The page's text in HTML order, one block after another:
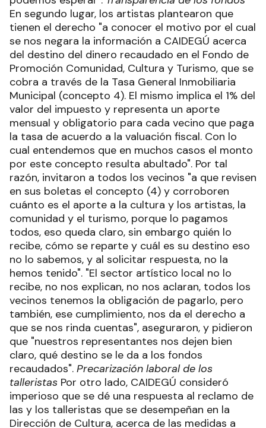
En segundo lugar, los artistas plantearon que
tienen el derecho "a conocer el motivo por el cual
se nos negara la información a CAIDEGÚ acerca
del destino del dinero recaudado en el Fondo de
Promoción Comunidad, Cultura y Turismo, que se
cobra a través de la Tasa General Inmobiliaria
Municipal (concepto 4). El mismo implica el 1% del
valor del impuesto y representa un aporte
mensual y obligatorio para cada vecino que paga
la tasa de acuerdo a la valuación fiscal. Con lo
cual entendemos que en muchos casos el monto
por este concepto resulta abultado". Por tal
razón, invitaron a todos los vecinos "a que revisen
en sus boletas el concepto (4) y corroboren
cuánto es el aporte a la cultura y los artistas, la
comunidad y el turismo, porque lo pagamos
todos, eso queda claro, sin embargo quién lo
recibe, cómo se reparte y cuál es su destino eso
no lo sabemos, y al solicitar respuesta, no la
hemos tenido". "El sector artístico local no lo
recibe, no nos explican, no nos aclaran, todos los
vecinos tenemos la obligación de pagarlo, pero
también, ese cumplimiento, nos da el derecho a
que se nos rinda cuentas", aseguraron, y pidieron
que "nuestros representantes nos dejen bien
claro, qué destino se le da a los fondos
recaudados". Precarización laboral de los
talleristas Por otro lado, CAIDEGÚ consideró
imperioso que se dé una respuesta al reclamo de
las y los talleristas que se desempeñan en la
Dirección de Cultura, acerca de las medidas a